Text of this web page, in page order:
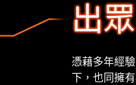
出
憑藉多年經
下，也同擁